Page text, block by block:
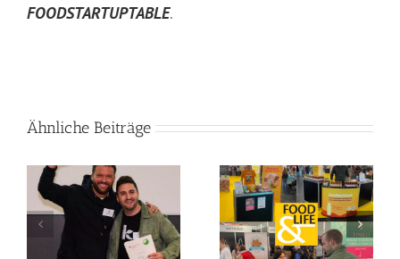
FOODSTARTUPTABLE.
Ähnliche Beiträge